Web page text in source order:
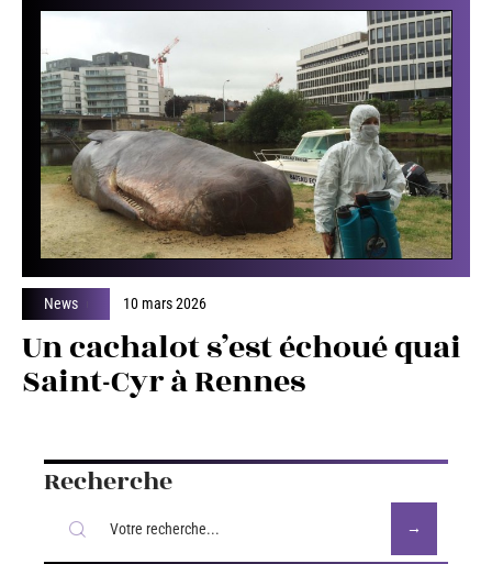
News 10 mars 2026
Un cachalot s’est échoué quai
Saint-Cyr à Rennes
Recherche